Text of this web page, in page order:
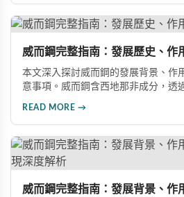
威而鋼完整指南：發展歷史、作
本文深入探討威而鋼的發展背景、作
意事項。威而鋼含西地那非成分，透
READ MORE →
威而鋼完整指南：發展背景、作